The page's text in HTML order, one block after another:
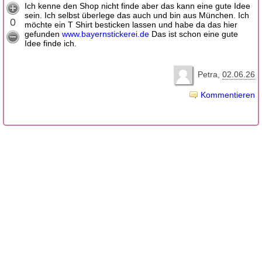
0
Ich kenne den Shop nicht finde aber das kann eine gute Idee
sein. Ich selbst überlege das auch und bin aus München. Ich
möchte ein T Shirt besticken lassen und habe da das hier
gefunden www.bayernstickerei.de Das ist schon eine gute
Idee finde ich.
Petra 02.06.26
Kommentieren